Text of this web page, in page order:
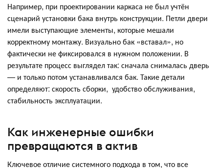
Например, при проектировании каркаса не был учтён
сценарий установки бака внутрь конструкции. Петли двери
имели выступающие элементы, которые мешали
корректному монтажу. Визуально бак «вставал», но
фактически не фиксировался в нужном положении. В
результате процесс выглядел так: сначала снималась дверь
— и только потом устанавливался бак. Такие детали
определяют: скорость сборки, удобство обслуживания,
стабильность эксплуатации.
Как инженерные ошибки
превращаются в актив
Ключевое отличие системного подхода в том, что все